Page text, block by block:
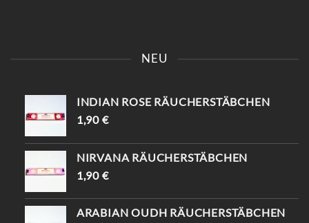
NEU
INDIAN ROSE RÄUCHERSTÄBCHEN
1,90 €
NIRVANA RÄUCHERSTÄBCHEN
1,90 €
ARABIAN OUDH RÄUCHERSTÄBCHEN